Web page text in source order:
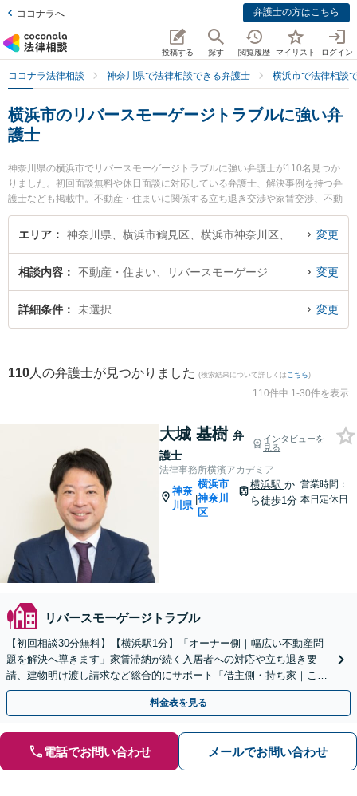
ココナラへ 弁護士の方はこちら
投稿する 探す 閲覧履歴 マイリスト ログイン
ココナラ法律相談 神奈川県で法律相談できる弁護士 横浜市で法律相談
横浜市のリバースモーゲージトラブルに強い弁
護士
神奈川県の横浜市でリバースモーゲージトラブルに強い弁護士が110名見つか
りました。初回面談無料や休日面談に対応している弁護士、解決事例を持つ弁
護士なども掲載中。不動産・住まいに関係する立ち退き交渉や家賃交渉、不動
産契約解除等の細かな分野での絞り込み検索もでき便利です。特に法律事務所
横濱アカデミアの大城 基樹弁護士や横浜ユーリス法律事務所の関戸 淳平弁護
たリバースモーゲージトラブルのトラブルを今すぐに弁護士に相談したい』
『リバースモーゲージトラブルのトラブル解決の実績豊富な近くの弁護士を検
索したい』『初回相談無料でリバースモーゲージトラブルを法律相談できる横
エリア 変更
相談内容 不動産・住まい、リバースモーゲージ 変更
詳細条件 未選択 変更
110 人の弁護士が見つかりました (検索結果について詳しくは こちら)
110件中 1-30件を表示
大城 基樹 弁
護士
インタビューを
見る
法律事務所横濱アカデミア
神奈
川県
|
横浜市
神奈川
区
横浜駅 か
ら徒歩1分
営業時間：
本日定休日
リバースモーゲージトラブル
【初回相談30分無料】【横浜駅1分】「オーナー側｜幅広い不動産問
題を解決へ導きます」家賃滞納が続く入居者への対応や立ち退き要
請、建物明け渡し請求など総合的にサポート「借主側・持ち家｜これ
って法律的に問題ないの？と少しでも迷ったらご相談を」
料金表を見る
電話でお問い合わせ メールでお問い合わせ